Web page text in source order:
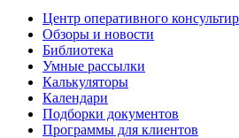
Центр оперативного
Обзоры и новости
Библиотека
Умные рассылки
Калькуляторы
Календари
Подборки документов
Программы для клиентов